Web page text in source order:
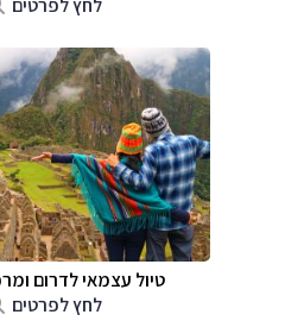
לחץ לפרטים
טיול עצמאי לדרום
לחץ לפרטים